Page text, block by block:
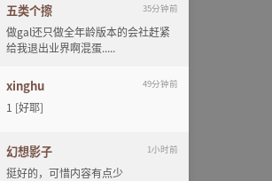
五类个擦 35分钟前
做gal还只做全年龄版本的会社赶紧
给我退出业界啊混蛋.....
xinghu 49分钟前
1 [好耶]
幻想影子 1小时前
挺好的，可惜内容有点少